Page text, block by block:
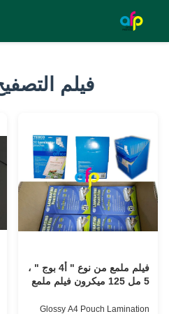
فيلم
فيلم ملمع من نوع " أ4 بوج " ،
5 مل 125 ميكرون فيلم ملمع
Glossy A4 Pouch Lamination